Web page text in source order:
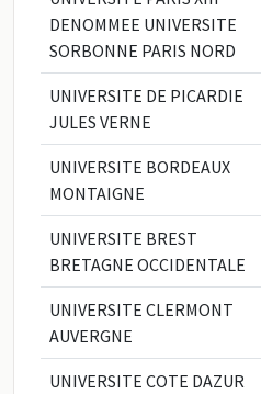
DENOMMEE UNIVERSITE
SORBONNE PARIS NORD
UNIVERSITE DE PICARDIE
JULES VERNE
UNIVERSITE BORDEAUX
MONTAIGNE
UNIVERSITE BREST
BRETAGNE OCCIDENTALE
UNIVERSITE CLERMONT
AUVERGNE
UNIVERSITE COTE DAZUR